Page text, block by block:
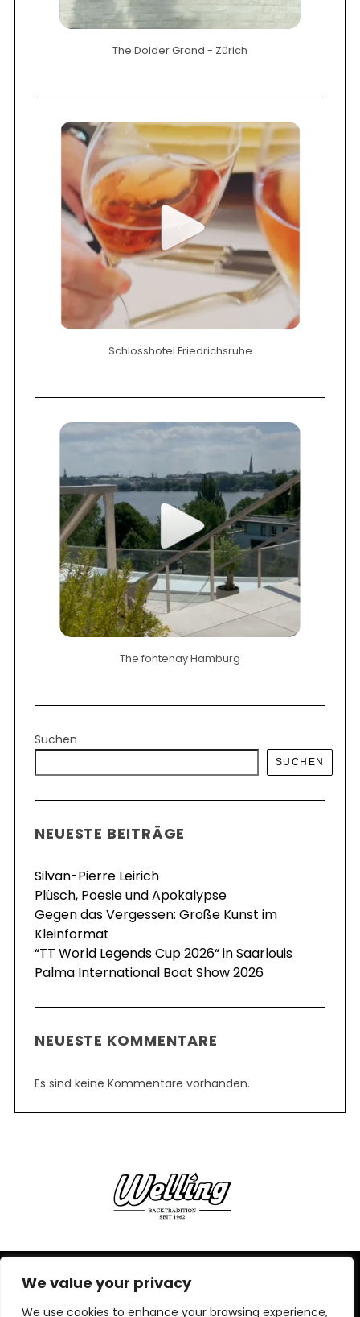
We value your privacy
We use cookies to enhance your browsing experience,
The Dolder Grand - Zürich
Schlosshotel Friedrichsruhe
The fontenay Hamburg
Suchen
SUCHEN
NEUESTE BEITRÄGE
Silvan-Pierre Leirich
Plüsch, Poesie und Apokalypse
Gegen das Vergessen: Große Kunst im
Kleinformat
“TT World Legends Cup 2026“ in Saarlouis
Palma International Boat Show 2026
NEUESTE KOMMENTARE
Es sind keine Kommentare vorhanden.
IMPRESSUM,DATENSCHUTZERKLÄRUNG